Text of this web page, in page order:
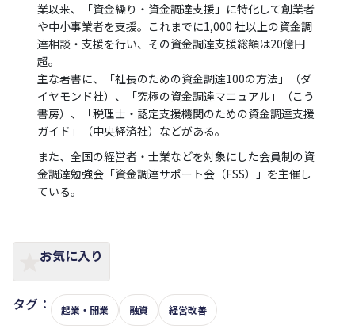
業以来、「資金繰り・資金調達支援」に特化して創業者
や中小事業者を支援。これまでに1,000 社以上の資金調
達相談・支援を行い、その資金調達支援総額は20億円
超。
主な著書に、「社長のための資金調達100の方法」（ダ
イヤモンド社）、「究極の資金調達マニュアル」（こう
書房）、「税理士・認定支援機関のための資金調達支援
ガイド」（中央経済社）などがある。
また、全国の経営者・士業などを対象にした会員制の資
金調達勉強会「資金調達サポート会（FSS）」を主催し
ている。
お気に入り
タグ： 起業・開業 融資 経営改善